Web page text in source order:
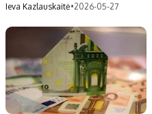
Ieva Kazlauskaitė•2026-05-27